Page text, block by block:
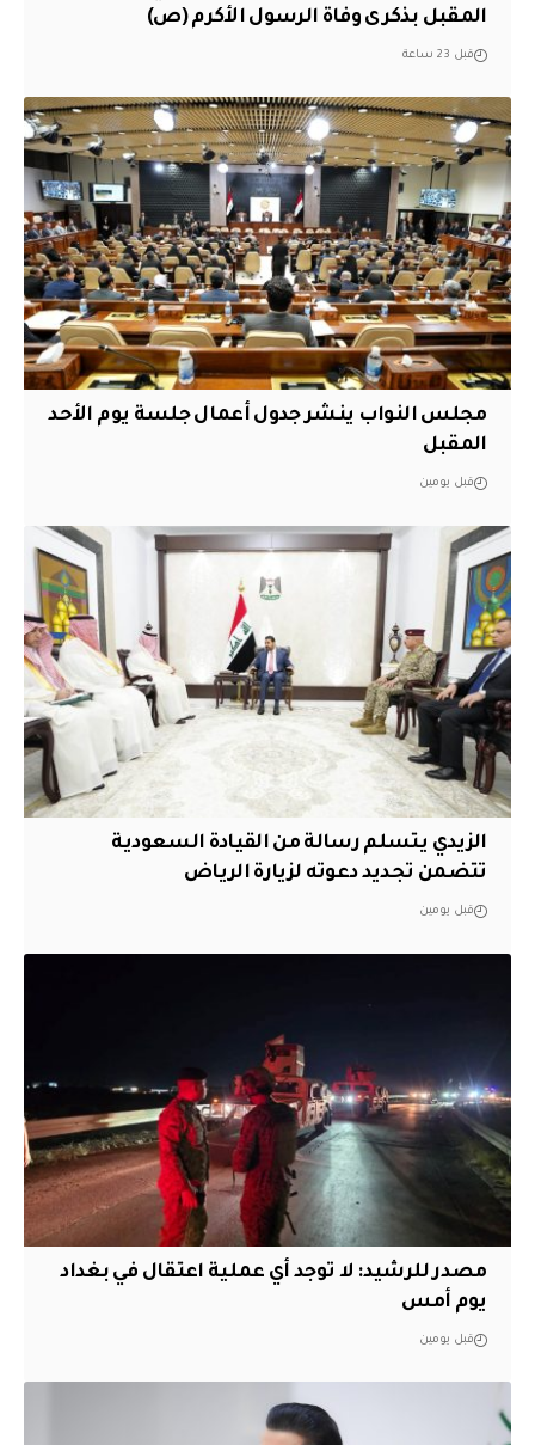
المقبل بذكرى وفاة الرسول الأكرم (ص)
قبل 23 ساعة
مجلس النواب ينشر جدول أعمال جلسة يوم الأحد
المقبل
قبل يومين
الزيدي يتسلم رسالة من القيادة السعودية
تتضمن تجديد دعوته لزيارة الرياض
قبل يومين
مصدر للرشيد: لا توجد أي عملية اعتقال في بغداد
يوم أمس
قبل يومين